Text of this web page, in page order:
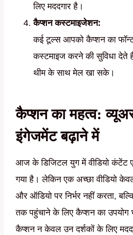
लिए मददगार है।
कैप्शन कस्टमाइजेशन:
कई टूल्स आपको कैप्शन का
कस्टमाइज करने की सुविधा देते हैं
थीम के साथ मेल खा सके।
कैप्शन का महत्व:
इंगेजमेंट बढ़ाने में
आज के डिजिटल युग में वीडियो कंटेंट
गया है। लेकिन एक अच्छा वीडियो
और ऑडियो पर निर्भर नहीं करता,
तक पहुंचाने के लिए कैप्शन का उपयोग
कैप्शन न केवल उन दर्शकों के लिए